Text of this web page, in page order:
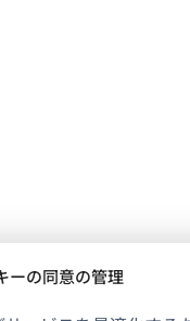
ーの同意の管理